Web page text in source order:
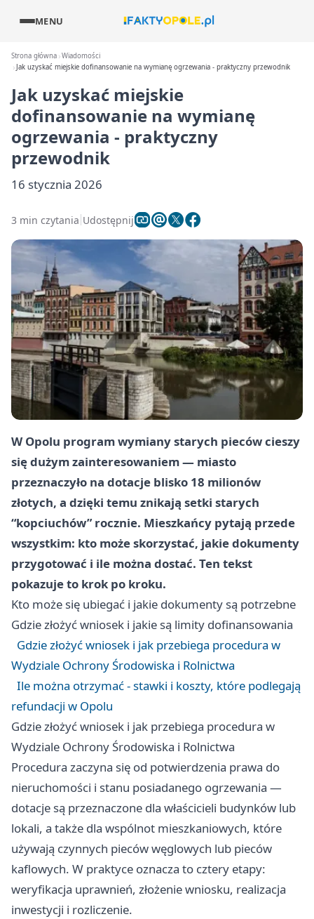
MENU
Strona główna Wiadomości
Jak uzyskać miejskie dofinansowanie na wymianę ogrzewania - praktyczny przewodnik
Jak uzyskać miejskie
dofinansowanie na wymianę
ogrzewania - praktyczny
przewodnik
16 stycznia 2026
3 min czytania Udostępnij
W Opolu program wymiany starych pieców cieszy
się dużym zainteresowaniem — miasto
przeznaczyło na dotacje blisko 18 milionów
złotych, a dzięki temu znikają setki starych
“kopciuchów” rocznie. Mieszkańcy pytają przede
wszystkim: kto może skorzystać, jakie dokumenty
przygotować i ile można dostać. Ten tekst
pokazuje to krok po kroku.
Kto może się ubiegać i jakie dokumenty są potrzebne
Gdzie złożyć wniosek i jakie są limity dofinansowania
Gdzie złożyć wniosek i jak przebiega procedura w
Wydziale Ochrony Środowiska i Rolnictwa
Ile można otrzymać - stawki i koszty, które podlegają
refundacji w Opolu
Gdzie złożyć wniosek i jak przebiega procedura w
Wydziale Ochrony Środowiska i Rolnictwa
Procedura zaczyna się od potwierdzenia prawa do
nieruchomości i stanu posiadanego ogrzewania —
dotacje są przeznaczone dla właścicieli budynków lub
lokali, a także dla wspólnot mieszkaniowych, które
używają czynnych pieców węglowych lub pieców
kaflowych. W praktyce oznacza to cztery etapy:
weryfikacja uprawnień, złożenie wniosku, realizacja
inwestycji i rozliczenie.